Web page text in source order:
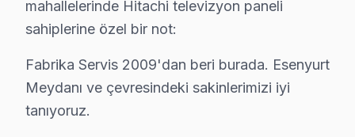
İstiklal bölgesindeki Hitachi kullanıcıları için haftanın 7
Esenyurt TV Servis Merkezi →
Koza Hitachi Servis
Koza bölgesindeki Hitachi kullanıcıları için haftanın 7
Hitachi Servis Merkezi →
mahallelerinde Hitachi televizyon paneli
sahiplerine özel bir not:
Fabrika Servis 2009'dan beri burada. Esenyurt
Meydanı ve çevresindeki sakinlerimizi iyi
tanıyoruz.